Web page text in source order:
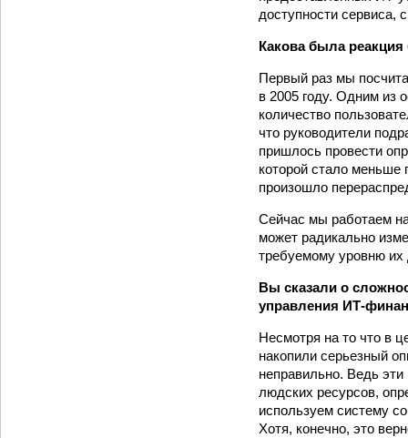
доступности сервиса,
Какова была реакция
Первый раз мы
в 2005 году. Одним из
количество
что руководители
пришлось провести
которой стало меньше
произошло
Сейчас мы работаем
может радикально
требуемому уровню их
Вы сказали о
управления ИТ-
Несмотря на то что в
накопили серьезный
неправильно. Ведь
людских ресурсов,
используем систему
Хотя, конечно, это